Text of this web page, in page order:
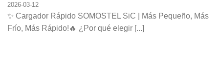
2026-03-12
✨ Cargador Rápido SOMOSTEL SiC | Más Pequeño, Más
Frío, Más Rápido!🔥 ¿Por qué elegir [...]